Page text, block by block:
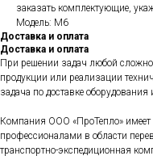
заказать комплектующие,
Модель: M6
Доставка и оплата
Доставка и оплата
При решении задач любой
продукции или реализации
задача по доставке
Компания ООО «ПроТепло» имеет
профессионалами в области
транспортно-экспедиционная